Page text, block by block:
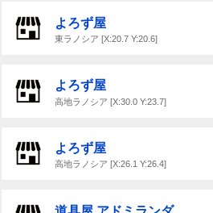
よろず屋
東ラノシア [X:20.7 Y:20.6]
よろず屋
高地ラノシア [X:30.0 Y:23.7]
よろず屋
高地ラノシア [X:26.1 Y:26.4]